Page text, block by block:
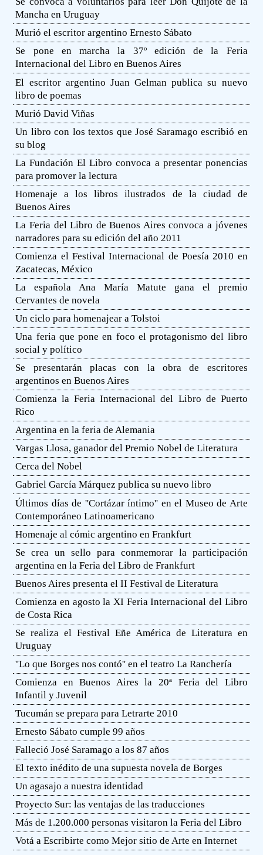
Mancha en Uruguay
Murió el escritor argentino Ernesto Sábato
Se pone en marcha la 37º edición de la Feria
Internacional del Libro en Buenos Aires
El escritor argentino Juan Gelman publica su nuevo
libro de poemas
Murió David Viñas
Un libro con los textos que José Saramago escribió en
su blog
La Fundación El Libro convoca a presentar ponencias
para promover la lectura
Homenaje a los libros ilustrados de la ciudad de
Buenos Aires
La Feria del Libro de Buenos Aires convoca a jóvenes
narradores para su edición del año 2011
Comienza el Festival Internacional de Poesía 2010 en
Zacatecas, México
La española Ana María Matute gana el premio
Cervantes de novela
Un ciclo para homenajear a Tolstoi
Una feria que pone en foco el protagonismo del libro
social y político
Se presentarán placas con la obra de escritores
argentinos en Buenos Aires
Comienza la Feria Internacional del Libro de Puerto
Rico
Argentina en la feria de Alemania
Vargas Llosa, ganador del Premio Nobel de Literatura
Cerca del Nobel
Gabriel García Márquez publica su nuevo libro
Últimos días de ''Cortázar íntimo'' en el Museo de Arte
Contemporáneo Latinoamericano
Homenaje al cómic argentino en Frankfurt
Se crea un sello para conmemorar la participación
argentina en la Feria del Libro de Frankfurt
Buenos Aires presenta el II Festival de Literatura
Comienza en agosto la XI Feria Internacional del Libro
de Costa Rica
Se realiza el Festival Eñe América de Literatura en
Uruguay
''Lo que Borges nos contó'' en el teatro La Ranchería
Comienza en Buenos Aires la 20ª Feria del Libro
Infantil y Juvenil
Tucumán se prepara para Letrarte 2010
Ernesto Sábato cumple 99 años
Falleció José Saramago a los 87 años
El texto inédito de una supuesta novela de Borges
Un agasajo a nuestra identidad
Proyecto Sur: las ventajas de las traducciones
Más de 1.200.000 personas visitaron la Feria del Libro
Votá a Escribirte como Mejor sitio de Arte en Internet